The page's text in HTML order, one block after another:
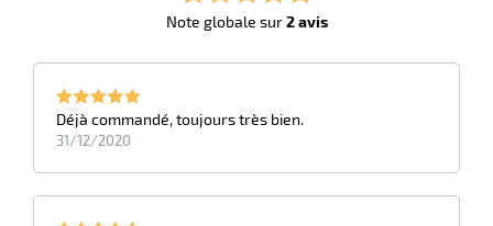
Note globale sur2 avis
Déjà commandé, toujours très bien.
31/12/2020